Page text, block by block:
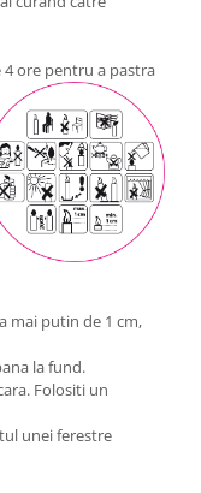
4 ore pentru a pastra
mai putin de 1 cm,
la fund.
Folositi un
unei ferestre